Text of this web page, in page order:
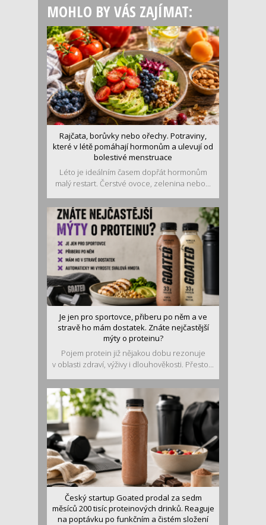
MOHLO BY VÁS ZAJÍMAT:
Rajčata, borůvky nebo ořechy. Potraviny,
které v létě pomáhají hormonům a ulevují od
bolestivé menstruace
Léto je ideálním časem dopřát hormonům
malý restart. Čerstvé ovoce, zelenina nebo...
Je jen pro sportovce, přiberu po něm a ve
stravě ho mám dostatek. Znáte nejčastější
mýty o proteinu?
Pojem protein již nějakou dobu rezonuje
v oblasti zdraví, výživy i dlouhověkosti. Přesto...
Český startup Goated prodal za sedm
měsíců 200 tisíc proteinových drinků. Reaguje
na poptávku po funkčním a čistém složení